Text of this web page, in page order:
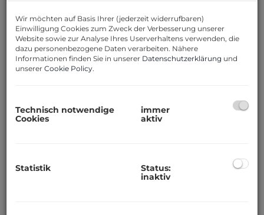
edelster Materialien kernsaniert und
innerhalb von nur drei Monaten
vollendet. Bereits jetzt ist die Residenz
besichtigungsbereit – eine seltene
Entstehung zu erwerben.
eine majestätische Großzügigkeit und
unterstreicht den repräsentativen
Wir möchten auf Basis Ihrer (jederzeit widerrufbaren)
Einwilligung Cookies zum Zweck der Verbesserung unserer
Website sowie zur Analyse Ihres Userverhaltens verwenden, die
dazu personenbezogene Daten verarbeiten. Nähere
Informationen finden Sie in unserer Datenschutzerklärung und
unserer Cookie Policy.
Technisch notwendige
Cookies
immer
aktiv
Statistik
Status:
inaktiv